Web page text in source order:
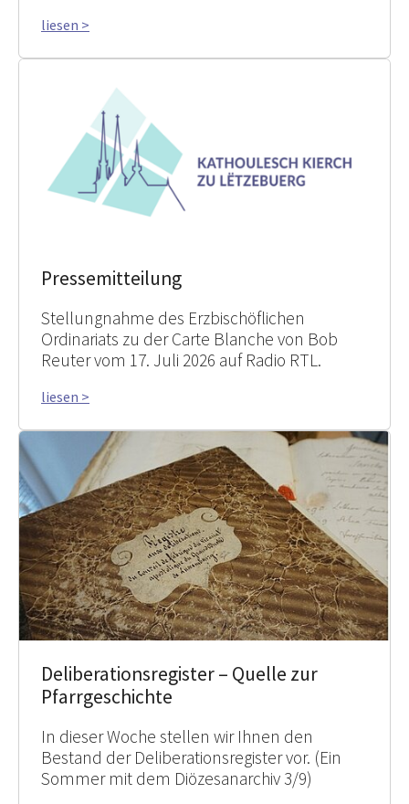
liesen >
Pressemitteilung
Stellungnahme des Erzbischöflichen
Ordinariats zu der Carte Blanche von Bob
Reuter vom 17. Juli 2026 auf Radio RTL.
liesen >
Deliberationsregister – Quelle zur
Pfarrgeschichte
In dieser Woche stellen wir Ihnen den
Bestand der Deliberationsregister vor. (Ein
Sommer mit dem Diözesanarchiv 3/9)